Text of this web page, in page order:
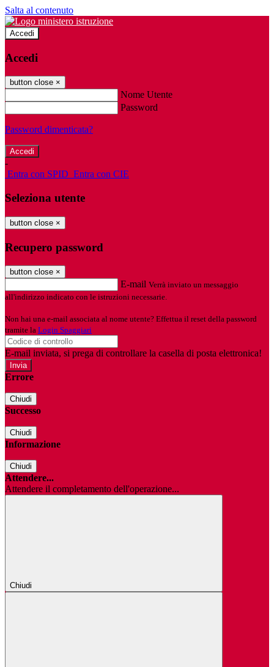
Salta al contenuto
Accedi
Accedi
button close ×
Nome Utente
Password
Password dimenticata?
-
Entra con SPID Entra con CIE
Seleziona utente
button close ×
Recupero password
button close ×
E-mail Verrà inviato un messaggio
all'indirizzo indicato con le istruzioni necessarie.
Non hai una e-mail associata al nome utente? Effettua il reset della password
tramite la Login Spaggiari
E-mail inviata, si prega di controllare la casella di posta elettronica!
Errore
Chiudi
Successo
Chiudi
Informazione
Chiudi
Attendere...
Attendere il completamento dell'operazione...
Chiudi